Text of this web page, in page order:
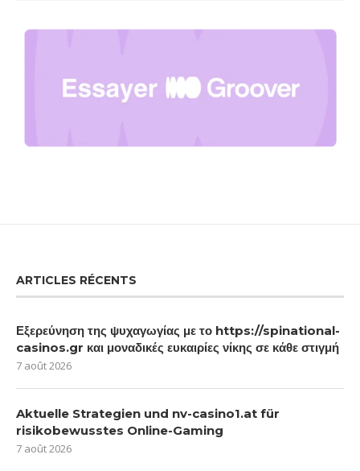
ARTICLES RÉCENTS
Εξερεύνηση της ψυχαγωγίας με το https://spinational-
casinos.gr και μοναδικές ευκαιρίες νίκης σε κάθε στιγμή
7 août 2026
Aktuelle Strategien und nv-casino1.at für
risikobewusstes Online-Gaming
7 août 2026